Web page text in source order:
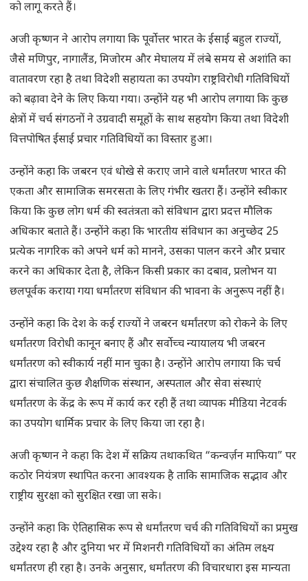
को लागू करते हैं।
अजी कृष्णन ने आरोप लगाया कि पूर्वोत्तर भारत के ईसाई बहुल राज्यों,
जैसे मणिपुर, नागालैंड, मिजोरम और मेघालय में लंबे समय से अशांति का
वातावरण रहा है तथा विदेशी सहायता का उपयोग राष्ट्रविरोधी गतिविधियों
को बढ़ावा देने के लिए किया गया। उन्होंने यह भी आरोप लगाया कि कुछ
क्षेत्रों में चर्च संगठनों ने उग्रवादी समूहों के साथ सहयोग किया तथा विदेशी
वित्तपोषित ईसाई प्रचार गतिविधियों का विस्तार हुआ।
उन्होंने कहा कि जबरन एवं धोखे से कराए जाने वाले धर्मांतरण भारत की
एकता और सामाजिक समरसता के लिए गंभीर खतरा हैं। उन्होंने स्वीकार
किया कि कुछ लोग धर्म की स्वतंत्रता को संविधान द्वारा प्रदत्त मौलिक
अधिकार बताते हैं। उन्होंने कहा कि भारतीय संविधान का अनुच्छेद 25
प्रत्येक नागरिक को अपने धर्म को मानने, उसका पालन करने और प्रचार
करने का अधिकार देता है, लेकिन किसी प्रकार का दबाव, प्रलोभन या
छलपूर्वक कराया गया धर्मांतरण संविधान की भावना के अनुरूप नहीं है।
उन्होंने कहा कि देश के कई राज्यों ने जबरन धर्मांतरण को रोकने के लिए
धर्मांतरण विरोधी कानून बनाए हैं और सर्वोच्च न्यायालय भी जबरन
धर्मांतरण को स्वीकार्य नहीं मान चुका है। उन्होंने आरोप लगाया कि चर्च
द्वारा संचालित कुछ शैक्षणिक संस्थान, अस्पताल और सेवा संस्थाएं
धर्मांतरण के केंद्र के रूप में कार्य कर रही हैं तथा व्यापक मीडिया नेटवर्क
का उपयोग धार्मिक प्रचार के लिए किया जा रहा है।
अजी कृष्णन ने कहा कि देश में सक्रिय तथाकथित “कन्वर्ज़न माफिया” पर
कठोर नियंत्रण स्थापित करना आवश्यक है ताकि सामाजिक सद्भाव और
राष्ट्रीय सुरक्षा को सुरक्षित रखा जा सके।
उन्होंने कहा कि ऐतिहासिक रूप से धर्मांतरण चर्च की गतिविधियों का प्रमुख
उद्देश्य रहा है और दुनिया भर में मिशनरी गतिविधियों का अंतिम लक्ष्य
धर्मांतरण ही रहा है। उनके अनुसार, धर्मांतरण की विचारधारा इस मान्यता